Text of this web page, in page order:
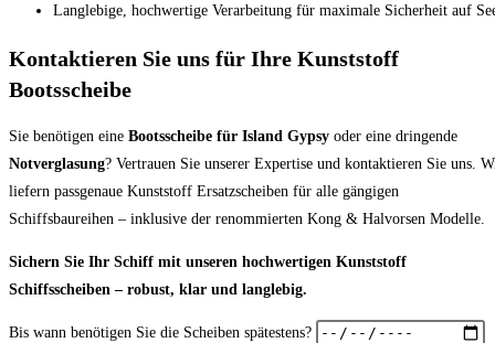
Langlebige, hochwertige Verarbeitung für maximale Sicherheit auf
Kontaktieren Sie uns für Ihre Kunststoff
Bootsscheibe
Sie benötigen eine Bootsscheibe für Island Gypsy oder eine dringende
Notverglasung? Vertrauen Sie unserer Expertise und kontaktieren Sie uns.
liefern passgenaue Kunststoff Ersatzscheiben für alle gängigen
Schiffsbaureihen – inklusive der renommierten Kong & Halvorsen Modelle.
Sichern Sie Ihr Schiff mit unseren hochwertigen Kunststoff
Schiffsscheiben – robust, klar und langlebig.
Bis wann benötigen Sie die Scheiben spätestens?